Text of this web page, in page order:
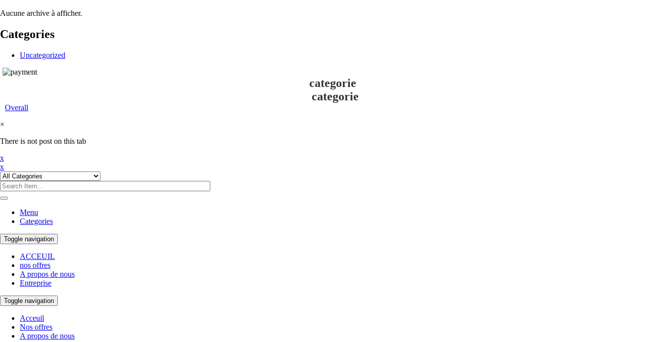
Aucune archive à afficher.
Categories
Uncategorized
categorie
categorie
Overall
×
There is not post on this tab
x
x
Menu
Categories
Toggle navigation
ACCEUIL
nos offres
A propos de nous
Entreprise
Toggle navigation
Acceuil
Nos offres
A propos de nous